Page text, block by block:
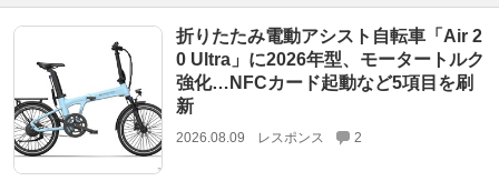
折りたたみ電動アシスト自転車「Air 2
0 Ultra」に2026年型、モータートルク
強化…NFCカード起動など5項目を刷
新
2026.08.09 レスポンス 2